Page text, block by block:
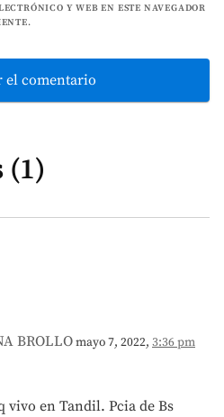
Y WEB EN ESTE NAVEGADOR
(1)
BROLLOmayo 7, 2022, 3:36 pm
vivo en Tandil. Pcia de Bs